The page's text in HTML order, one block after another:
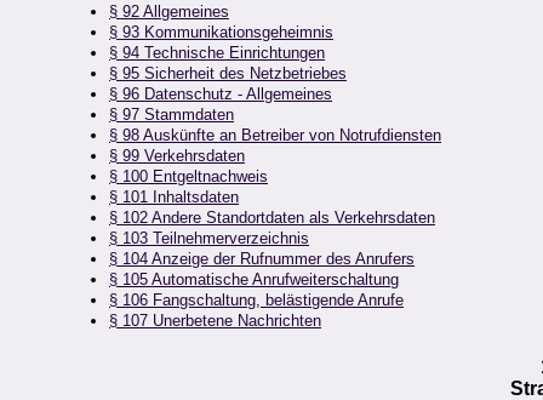
§ 92 Allgemeines
§ 93 Kommunikationsgeheimnis
§ 94 Technische Einrichtungen
§ 95 Sicherheit des Netzbetriebes
§ 96 Datenschutz - Allgemeines
§ 97 Stammdaten
§ 98 Auskünfte an Betreiber von Notrufdiensten
§ 99 Verkehrsdaten
§ 100 Entgeltnachweis
§ 101 Inhaltsdaten
§ 102 Andere Standortdaten als Verkehrsdaten
§ 103 Teilnehmerverzeichnis
§ 104 Anzeige der Rufnummer des Anrufers
§ 105 Automatische Anrufweiterschaltung
§ 106 Fangschaltung, belästigende Anrufe
§ 107 Unerbetene Nachrichten